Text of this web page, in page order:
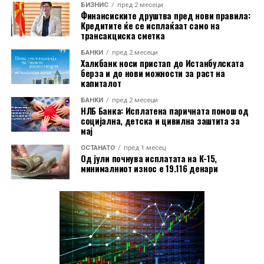
БИЗНИС пред 2 месеци
Финансиските друштва пред нови правила:
Кредитите ќе се исплаќаат само на
трансакциска сметка
БАНКИ пред 2 месеци
Халкбанк носи пристап до Истанбулската
берза и до нови можности за раст на
капиталот
БАНКИ пред 2 месеци
НЛБ Банка: Исплатена паричната помош од
социјална, детска и цивилна заштита за
мај
ОСТАНАТО пред 1 месец
Од јули почнува исплатата на К-15,
минималниот износ е 19.116 денари